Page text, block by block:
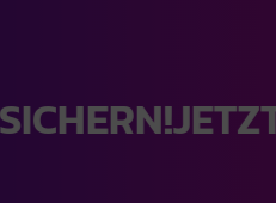
JETZT